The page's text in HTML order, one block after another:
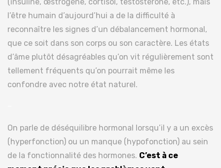
l’être humain d’aujourd’hui a de la difficulté à
reconnaître les signes d’un débalancement hormonal,
que ce soit dans son corps ou son caractère. Les états
d’âme plutôt désagréables qu’on vit régulièrement sont
tellement fréquents qu’on pourrait même les
confondre avec notre état naturel.
On parle de déséquilibre hormonal lorsqu’il y a un excès
(hyperfonction) ou un manque (hypofonction) au sein
de la fonctionnalité des hormones. C’est à ce